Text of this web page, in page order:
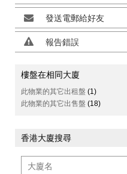
發送電郵給好友
報告錯誤
樓盤在相同大廈
此物業的其它出租盤 (1)
此物業的其它出售盤 (18)
香港大廈搜尋